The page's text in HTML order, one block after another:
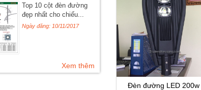
Đèn đường LED 200w
Top 10 cột đèn đường
đẹp nhất cho chiếu...
Ngày đăng: 10/11/2017
Xem thêm